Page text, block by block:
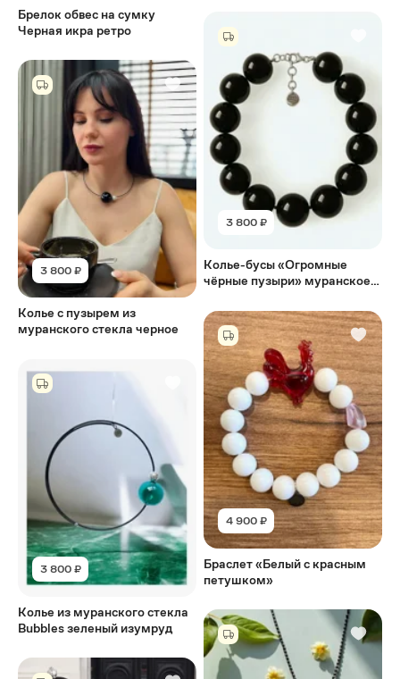
Брелок обвес на сумку
Черная икра ретро
3 800 ₽
Колье с пузырем из
муранского стекла черное
3 800 ₽
Колье из муранского стекла
Bubbles зеленый изумруд
3 800 ₽
Колье-бусы «Огромные
чёрные пузыри» муранское
4 900 ₽
Браслет «Белый с красным
петушком»